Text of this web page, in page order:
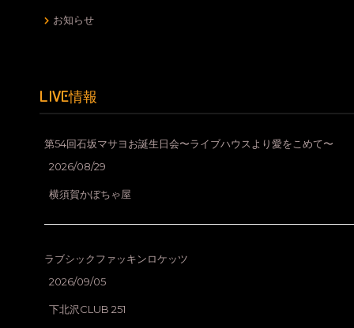
お知らせ
LIVE情報
第54回石坂マサヨお誕生日会〜ライブハウスより愛をこめて〜
2026/08/29
横須賀かぼちゃ屋
ラブシックファッキンロケッツ
2026/09/05
下北沢CLUB 251